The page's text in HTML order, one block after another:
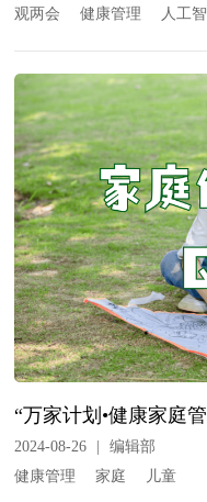
观两会
健康管理 人工
“万家计划•健康家庭
2024-08-26 |
编辑部
健康管理
家庭 儿童